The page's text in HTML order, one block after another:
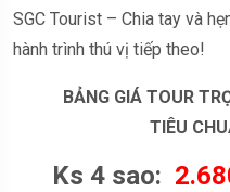
SGC Tourist – Chia tay và
hành trình thú vị tiếp theo!
BẢNG GIÁ TOUR
TIÊU
Ks 4 sao: